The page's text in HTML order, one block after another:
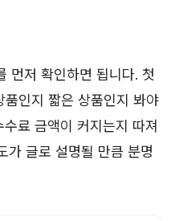
먼저 확인하면 됩니다. 첫
인지 짧은 상품인지 봐야
료 금액이 커지는지 따져
가 글로 설명될 만큼 분명